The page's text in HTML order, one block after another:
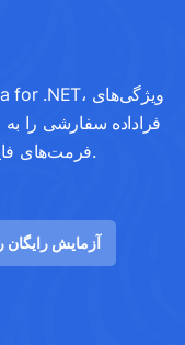
فراداده سفارشی را
فرمت‌های فایل صوتی و تصویری اضافه کنید.
آزمایش رایگان